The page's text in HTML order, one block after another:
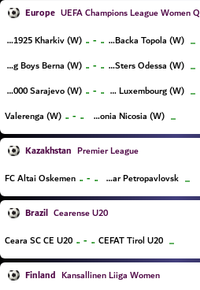
Europe UEFA Champions League Women Qualification
Metalist 1925 Kharkiv (W) .. - .. TSC Backa Topola (W) ...
BSC Young Boys Berna (W) .. - .. SeaSters Odessa (W) ...
ZNK Sfk 2000 Sarajevo (W) .. - .. Racing FC Union Luxembourg (W) ...
Valerenga (W) .. - .. Omonia Nicosia (W) ...
Kazakhstan Premier League
FC Altai Oskemen .. - .. FK Kyzylzhar Petropavlovsk ...
Brazil Cearense U20
Ceara SC CE U20 .. - .. CEFAT Tirol U20 ...
Finland Kansallinen Liiga Women